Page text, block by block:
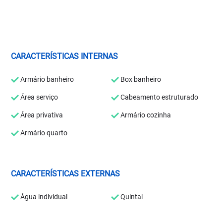
CARACTERÍSTICAS INTERNAS
Armário banheiro Box banheiro
Área serviço Cabeamento estruturado
Área privativa Armário cozinha
Armário quarto
CARACTERÍSTICAS EXTERNAS
Água individual Quintal